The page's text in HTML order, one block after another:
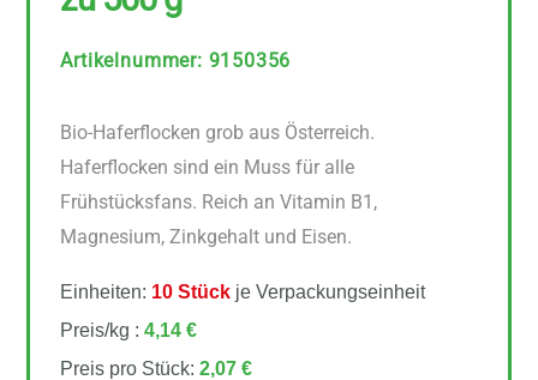
Artikelnummer: 9150356
Bio-Haferflocken grob aus Österreich.
Haferflocken sind ein Muss für alle
Frühstücksfans. Reich an Vitamin B1,
Magnesium, Zinkgehalt und Eisen.
Einheiten: 10 Stück je Verpackungseinheit
Preis/kg :4,14 €
Preis pro Stück:2,07 €